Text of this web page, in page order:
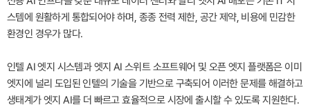
스템에 원활하게 통합되어야 하며, 종종 전력 제한, 공간 제약, 비용에 민감한
환경인 경우가 많다.
인텔 AI 엣지 시스템과 엣지 AI 스위트 소프트웨어 및 오픈 엣지 플랫폼은 이미
엣지에 널리 도입된 인텔의 기술을 기반으로 구축되어 이러한 문제를 해결하고
생태계가 엣지 AI를 더 빠르고 효율적으로 시장에 출시할 수 있도록 지원한다.